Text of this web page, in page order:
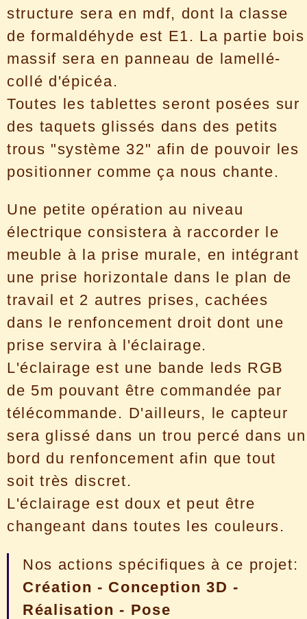
structure sera en mdf, dont la classe
de formaldéhyde est E1. La partie bois
massif sera en panneau de lamellé-
collé d'épicéa.
Toutes les tablettes seront posées sur
des taquets glissés dans des petits
trous "système 32" afin de pouvoir les
positionner comme ça nous chante.
Une petite opération au niveau
électrique consistera à raccorder le
meuble à la prise murale, en intégrant
une prise horizontale dans le plan de
travail et 2 autres prises, cachées
dans le renfoncement droit dont une
prise servira à l'éclairage.
L'éclairage est une bande leds RGB
de 5m pouvant être commandée par
télécommande. D'ailleurs, le capteur
sera glissé dans un trou percé dans un
bord du renfoncement afin que tout
soit très discret.
L'éclairage est doux et peut être
changeant dans toutes les couleurs.
Nos actions spécifiques à ce projet:
Création - Conception 3D -
Réalisation - Pose